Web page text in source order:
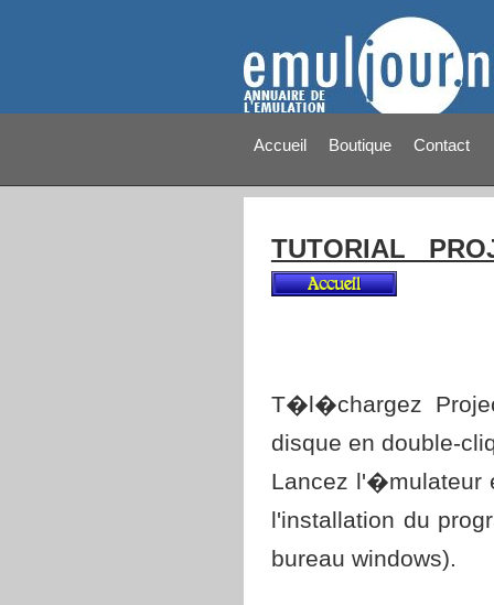
Accueil Boutique Contact
TUTORIAL
T�l�chargez
disque en double-
Lancez
l'installation du
bureau windows).